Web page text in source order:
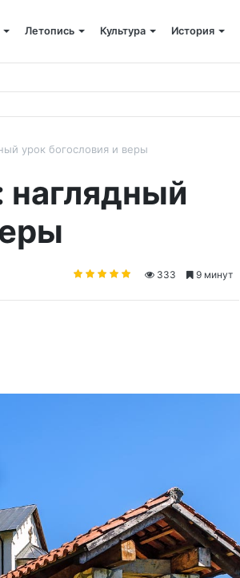
Летопись Культура История
урок богословия и веры
333 9 минут